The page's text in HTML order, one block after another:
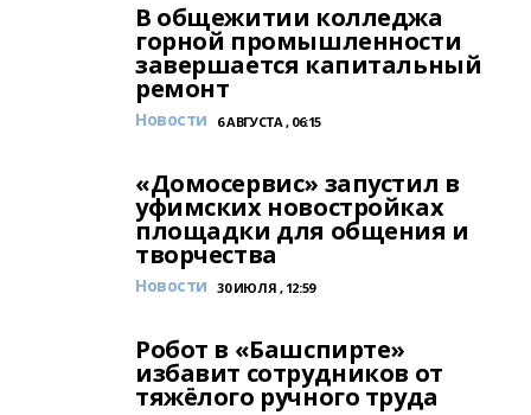
В общежитии колледжа
горной промышленности
завершается капитальный
ремонт
Новости 6 АВГУСТА , 06:15
«Домосервис» запустил в
уфимских новостройках
площадки для общения и
творчества
Новости 30 ИЮЛЯ , 12:59
Робот в «Башспирте»
избавит сотрудников от
тяжёлого ручного труда